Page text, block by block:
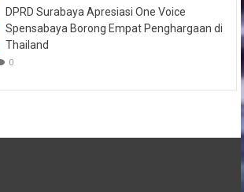
DPRD Surabaya Apresiasi One Voice
Spensabaya Borong Empat Penghargaan di
Thailand
0